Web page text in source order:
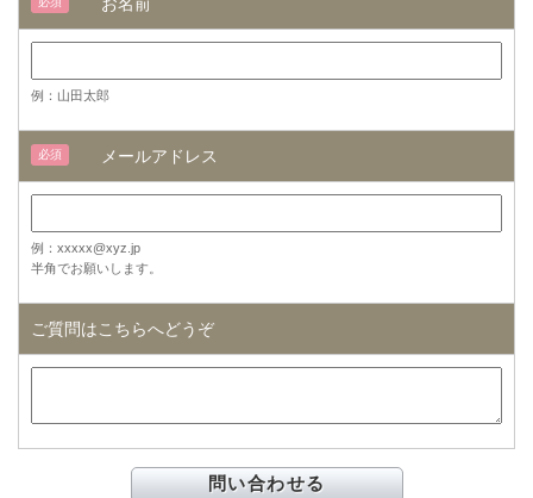
例：山田太郎
メールアドレス
必須
例：xxxxx@xyz.jp
半角でお願いします。
ご質問はこちらへどうぞ